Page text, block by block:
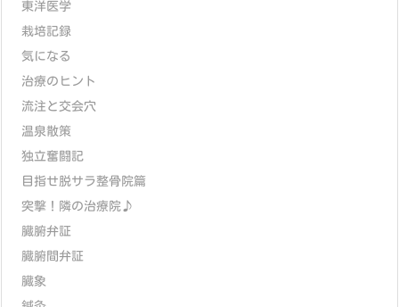
東洋医学
栽培記録
気になる
治療のヒント
流注と交会穴
温泉散策
独立奮闘記
目指せ脱サラ整骨院篇
突撃！隣の治療院♪
臓腑弁証
臓腑間弁証
臓象